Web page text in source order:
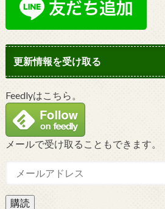
更新情報を受け取る
Feedlyはこちら。
メールで受け取ることもできます。
購読